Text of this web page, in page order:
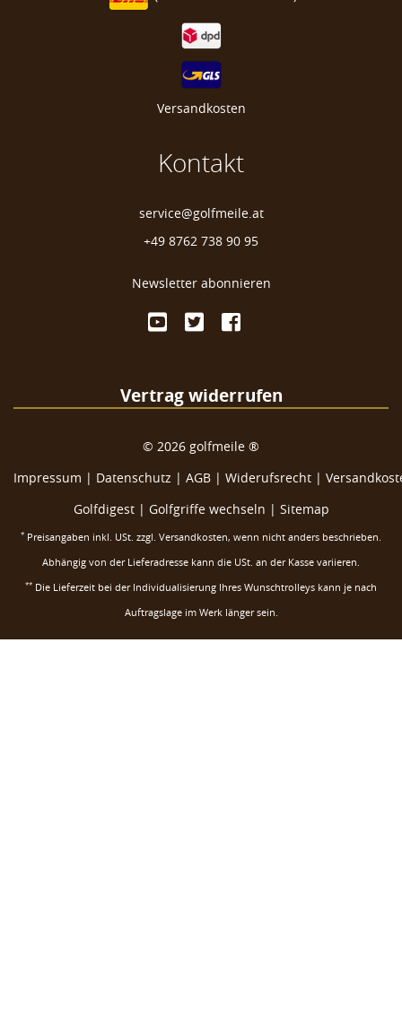
Versandkosten
Kontakt
service@golfmeile.at
+49 8762 738 90 95
Newsletter abonnieren
Vertrag widerrufen
© 2026 golfmeile ®
Impressum | Datenschutz | AGB | Widerufsrecht |
Golfdigest| Golfgriffe wechseln | Sitemap
* Preisangaben inkl. USt. zzgl. Versandkosten, wenn nicht anders beschrieben.
Abhängig von der Lieferadresse kann die USt. an der Kasse variieren.
** Die Lieferzeit bei der Individualisierung Ihres Wunschtrolleys kann je nach
Auftragslage im Werk länger sein.